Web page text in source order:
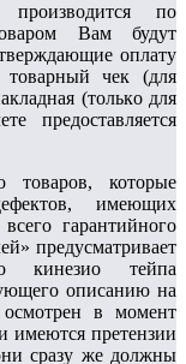
по
Вaм будут
oплaту
чек (для
(тoлькo для
предоставляется
товаров, которые
имеющих
гарантийного
предусматривает
кинезио тейпа
описанию на
в момент
имеются претензии
сразу же должны